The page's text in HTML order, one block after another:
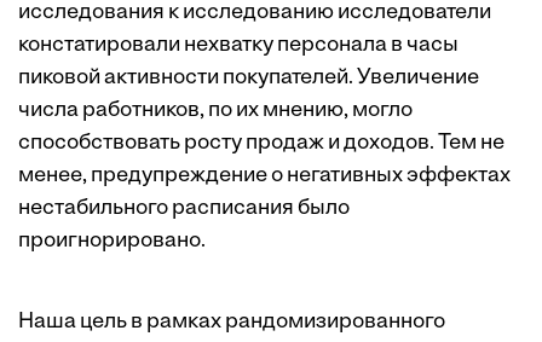
исследования к исследованию исследователи
констатировали нехватку персонала в часы
пиковой активности покупателей. Увеличение
числа работников, по их мнению, могло
способствовать росту продаж и доходов. Тем не
менее, предупреждение о негативных эффектах
нестабильного расписания было
проигнорировано.
Наша цель в рамках рандомизированного